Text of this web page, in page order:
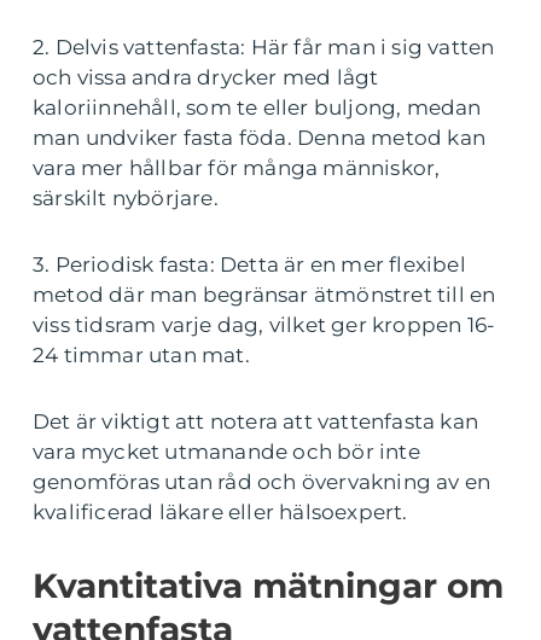
2. Delvis vattenfasta: Här får man i sig vatten
och vissa andra drycker med lågt
kaloriinnehåll, som te eller buljong, medan
man undviker fasta föda. Denna metod kan
vara mer hållbar för många människor,
särskilt nybörjare.
3. Periodisk fasta: Detta är en mer flexibel
metod där man begränsar ätmönstret till en
viss tidsram varje dag, vilket ger kroppen 16-
24 timmar utan mat.
Det är viktigt att notera att vattenfasta kan
vara mycket utmanande och bör inte
genomföras utan råd och övervakning av en
kvalificerad läkare eller hälsoexpert.
Kvantitativa mätningar om
vattenfasta